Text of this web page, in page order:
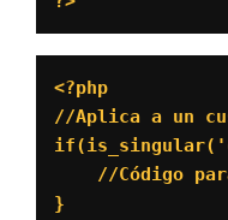
<?php
//Aplica a un
}